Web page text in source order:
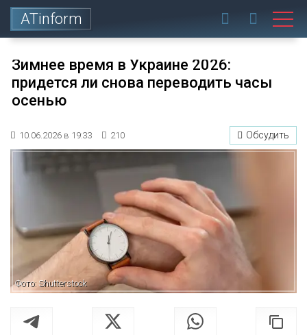
ATinform
Зимнее время в Украине 2026:
придется ли снова переводить часы
осенью
10.06.2026 в 19:33 210 Обсудить
Фото: Shutterstock